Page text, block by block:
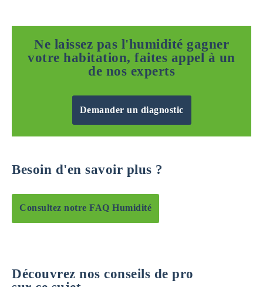
Ne laissez pas l'humidité gagner
votre habitation, faites appel à un
de nos experts
Demander un diagnostic
Besoin d'en savoir plus ?
Consultez notre FAQ Humidité
Découvrez nos conseils de pro